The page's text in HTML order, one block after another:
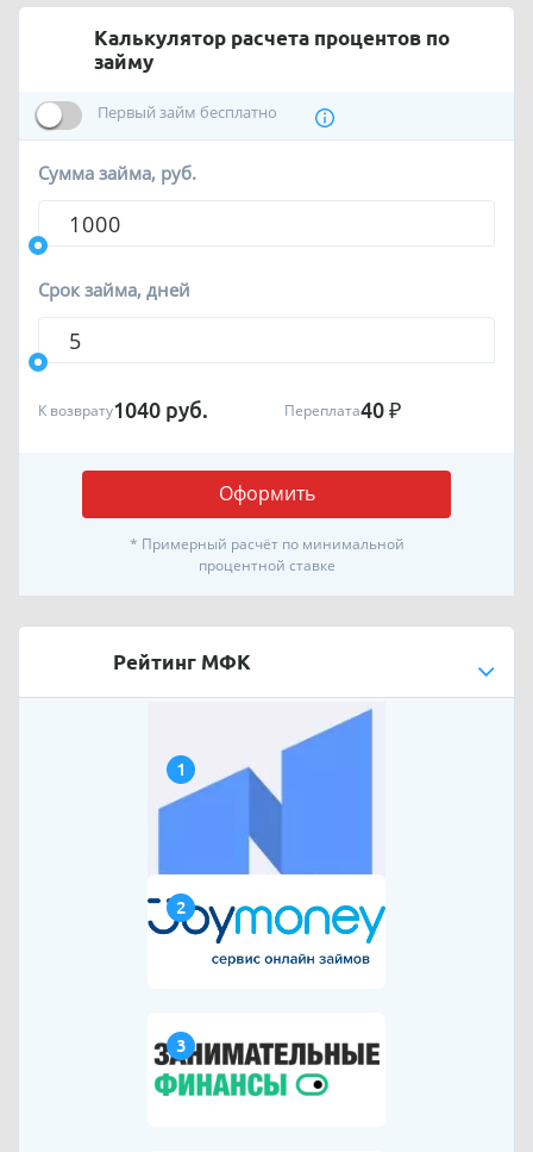
Калькулятор расчета процентов по
займу
Первый займ бесплатно
Сумма займа, руб.
Срок займа, дней
Оформить
К возврату1040 руб. Переплата40 ₽
* Примерный расчёт по минимальной
процентной ставке
Рейтинг МФК
1
2
3